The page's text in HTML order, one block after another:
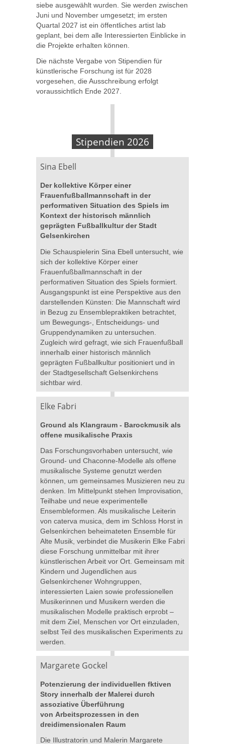
siebe ausgewählt wurden. Sie werden zwischen
Juni und November umgesetzt; im ersten
Quartal 2027 ist ein öffentliches artist lab
geplant, bei dem alle Interessierten Einblicke in
die Projekte erhalten können.
Die nächste Vergabe von Stipendien für
künstlerische Forschung ist für 2028
vorgesehen, die Ausschreibung erfolgt
voraussichtlich Ende 2027.
Stipendien 2026
Sina Ebell
Der kollektive Körper einer
Frauenfußballmannschaft in der
performativen Situation des Spiels im
Kontext der historisch männlich
geprägten Fußballkultur der Stadt
Gelsenkirchen
Die Schauspielerin Sina Ebell untersucht, wie
sich der kollektive Körper einer
Frauenfußballmannschaft in der
performativen Situation des Spiels formiert.
Ausgangspunkt ist eine Perspektive aus den
darstellenden Künsten: Die Mannschaft wird
in Bezug zu Ensemblepraktiken betrachtet,
um Bewegungs-, Entscheidungs- und
Gruppendynamiken zu untersuchen.
Zugleich wird gefragt, wie sich Frauenfußball
innerhalb einer historisch männlich
geprägten Fußballkultur positioniert und in
der Stadtgesellschaft Gelsenkirchens
sichtbar wird.
Elke Fabri
Ground als Klangraum - Barockmusik als
offene musikalische Praxis
Das Forschungsvorhaben untersucht, wie
Ground- und Chaconne-Modelle als offene
musikalische Systeme genutzt werden
können, um gemeinsames Musizieren neu zu
denken. Im Mittelpunkt stehen Improvisation,
Teilhabe und neue experimentelle
Ensembleformen. Als musikalische Leiterin
von caterva musica, dem im Schloss Horst in
Gelsenkirchen beheimateten Ensemble für
Alte Musik, verbindet die Musikerin Elke Fabri
diese Forschung unmittelbar mit ihrer
künstlerischen Arbeit vor Ort. Gemeinsam mit
Kindern und Jugendlichen aus
Gelsenkirchener Wohngruppen,
interessierten Laien sowie professionellen
Musikerinnen und Musikern werden die
musikalischen Modelle praktisch erprobt –
mit dem Ziel, Menschen vor Ort einzuladen,
selbst Teil des musikalischen Experiments zu
werden.
Margarete Gockel
Potenzierung der individuellen fktiven
Story innerhalb der Malerei durch
assoziative Überführung
von Arbeitsprozessen in den
dreidimensionalen Raum
Die Illustratorin und Malerin Margarete